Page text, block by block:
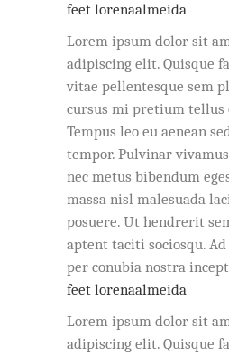
feet lorenaalmeida
Lorem ipsum dolor sit
adipiscing elit. Quisque
vitae pellentesque sem
cursus mi pretium tellus
Tempus leo eu aenean
tempor. Pulvinar
nec metus bibendum
massa nisl malesuada
posuere. Ut hendrerit
aptent taciti sociosqu.
per conubia nostra
feet lorenaalmeida
Lorem ipsum dolor sit
adipiscing elit. Quisque